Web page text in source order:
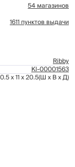
54 магазинов
1611 пунктов выдачи
Ribby
Kl-00001563
x 11 x 20.5(Ш x В x Д)
моющих средств.